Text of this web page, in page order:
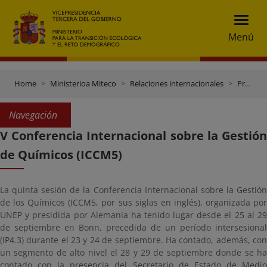
Menú
Home Ministerioa Miteco Relaciones internacionales Presidencia española del Consejo de la UE (2º semestre 2023)
Navegación
V Conferencia Internacional sobre la Gestión
de Químicos (ICCM5)
La quinta sesión de la Conferencia Internacional sobre la Gestión
de los Químicos (ICCM5, por sus siglas en inglés), organizada por
UNEP y presidida por Alemania ha tenido lugar desde el 25 al 29
de septiembre en Bonn, precedida de un período intersesional
(IP4.3) durante el 23 y 24 de septiembre. Ha contado, además, con
un segmento de alto nivel el 28 y 29 de septiembre donde se ha